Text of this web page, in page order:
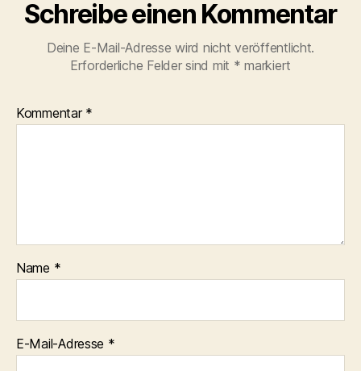
Schreibe einen Kommentar
Deine E-Mail-Adresse wird nicht veröffentlicht.
Erforderliche Felder sind mit * markiert
Kommentar *
Name *
E-Mail-Adresse *